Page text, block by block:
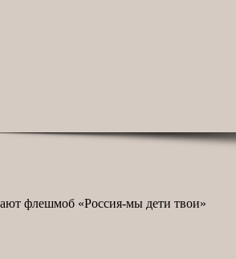
флешмоб «Россия-мы дети твои»